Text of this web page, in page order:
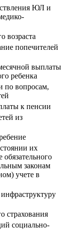
ЮЛ и
возраста
попечителей
выплаты
ребенка
по вопросам,
к пенсии
из
их
законам
учете в
страхования
социально-